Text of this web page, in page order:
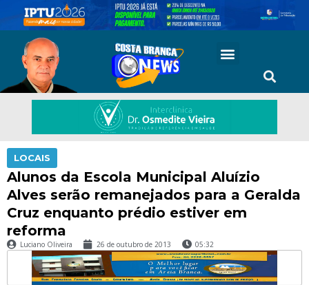
LOCAIS
Alunos da Escola Municipal Aluízio
Alves serão remanejados para a Geralda
Cruz enquanto prédio estiver em
reforma
Luciano Oliveira 26 de outubro de 2013 05:32